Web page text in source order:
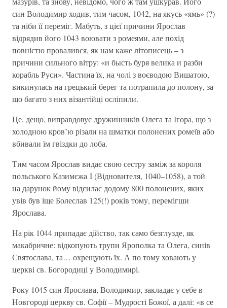
син Володимир ходив, тим часом, 1042, на якусь «ямь» (?)
та ніби її переміг. Мабуть, з цієї причини Ярослав
відрядив його 1043 воювати з ромеями, але похід
повністю провалився, як нам каже літописець – з
причини сильного вітру: «и бысть буря велика и разби
корабль Руси». Частина їх, на чолі з воєводою Вишатою,
викинулась на грецький берег та потрапила до полону, за
що багато з них візантійці осліпили.
Це, дещо, виправдовує дружинників Олега та Ігора, що з
холодною кров’ю різали на шматки полонених ромеїв або
вбивали їм гвіздки до лоба.
Тим часом Ярослав видає свою сестру заміж за короля
польського Казимєжа I (Відновителя, 1040–1058), а той
на дарунок йому відсилає додому 800 полонених, яких
увів був іще Болеслав 125(!) років тому, перемігши
Ярослава.
На рік 1044 припадає дійство, так само безглузде, як
макабричне: відкопують трупи Ярополка та Олега, синів
Святослава, та… охрещують їх. А по тому ховають у
церкві св. Богородиці у Володимирі.
Року 1045 син Ярослава, Володимир, закладає у себе в
Новгороді церкву св. Софії – Мудрості Божої, а далі: «в се